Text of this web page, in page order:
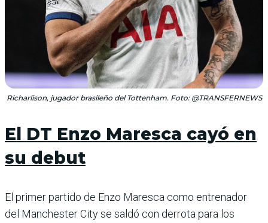
Richarlison, jugador brasileño del Tottenham. Foto: @TRANSFERNEWS
El DT Enzo Maresca cayó en
su debut
El primer partido de Enzo Maresca como entrenador
del Manchester City se saldó con derrota para los